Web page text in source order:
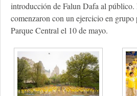
introducción de Falun Dafa al público.
comenzaron con un ejercicio en grupo
Parque Central el 10 de mayo.